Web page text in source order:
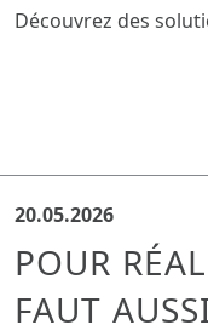
Découvrez des
20.05.2026
POUR
FAUT